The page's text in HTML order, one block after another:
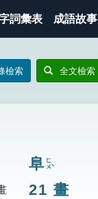
詞彙表 成語故事
檢索 全文檢索
阜ㄈㄨˋ
21 畫